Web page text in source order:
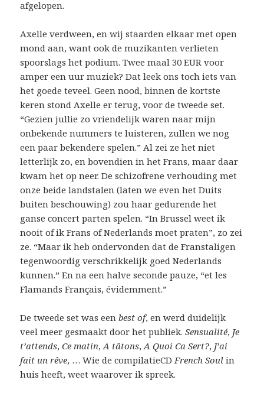
afgelopen.
Axelle verdween, en wij staarden elkaar met open
mond aan, want ook de muzikanten verlieten
spoorslags het podium. Twee maal 30 EUR voor
amper een uur muziek? Dat leek ons toch iets van
het goede teveel. Geen nood, binnen de kortste
keren stond Axelle er terug, voor de tweede set.
“Gezien jullie zo vriendelijk waren naar mijn
onbekende nummers te luisteren, zullen we nog
een paar bekendere spelen.” Al zei ze het niet
letterlijk zo, en bovendien in het Frans, maar daar
kwam het op neer. De schizofrene verhouding met
onze beide landstalen (laten we even het Duits
buiten beschouwing) zou haar gedurende het
ganse concert parten spelen. “In Brussel weet ik
nooit of ik Frans of Nederlands moet praten”, zo zei
ze. “Maar ik heb ondervonden dat de Franstaligen
tegenwoordig verschrikkelijk goed Nederlands
kunnen.” En na een halve seconde pauze, “et les
Flamands Français, évidemment.”
De tweede set was eenbest of, en werd duidelijk
veel meer gesmaakt door het publiek.Sensualité, Je
t’attends,Ce matin,A tâtons,A Quoi Ca Sert?, J’ai
fait un rêve, … Wie de compilatieCDFrench Soul in
huis heeft, weet waarover ik spreek.